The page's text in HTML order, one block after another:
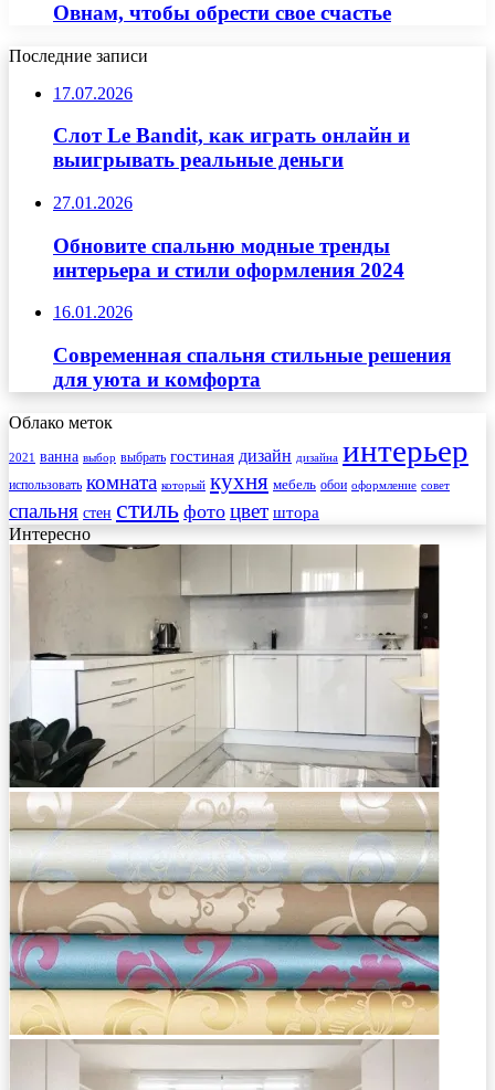
Овнам, чтобы обрести свое счастье
Последние записи
17.07.2026
Слот Le Bandit, как играть онлайн и
выигрывать реальные деньги
27.01.2026
Обновите спальню модные тренды
интерьера и стили оформления 2024
16.01.2026
Современная спальня стильные решения
для уюта и комфорта
Облако меток
2021 ванна выбор выбрать гостиная дизайн дизайна интерьер
использовать комната который кухня мебель обои оформление совет
спальня стен стиль фото цвет штора
Интересно